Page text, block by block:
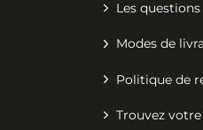
Les
Modes de
Politique de
Trouvez